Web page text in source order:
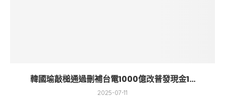
韓國瑜敲槌通過刪補台電1000億改普發現金1...
2025-07-11